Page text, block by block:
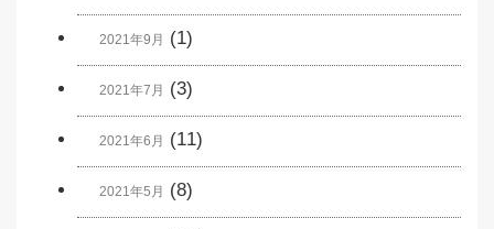
2021年9月 (1)
2021年7月 (3)
2021年6月 (11)
2021年5月 (8)